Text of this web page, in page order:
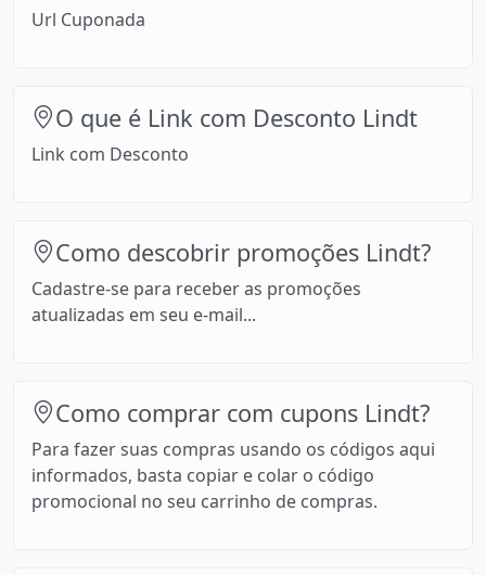
Url Cuponada
O que é Link com Desconto Lindt
Link com Desconto
Como descobrir promoções Lindt?
Cadastre-se para receber as promoções
atualizadas em seu e-mail...
Como comprar com cupons Lindt?
Para fazer suas compras usando os códigos aqui
informados, basta copiar e colar o código
promocional no seu carrinho de compras.